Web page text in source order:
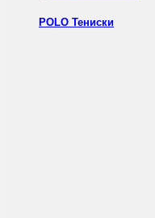
POLO Тениски